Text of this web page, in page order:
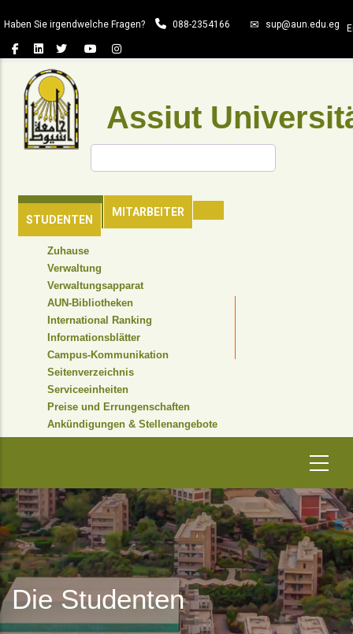
zum
Inhalt
Haben Sie irgendwelche Fragen? 088-2354166 sup@aun.edu.eg
Assiut
MITARBEITER
STUDENTEN
Suche
HEADER
NAVIGATION
Zuhause
Verwaltung
Verwaltungsapparat
AUN-Bibliotheken
International Ranking
Informationsblätter
Campus-Kommunikation
Seitenverzeichnis
Serviceeinheiten
Preise und Errungenschaften
Ankündigungen & Stellenangebote
Die Studenten